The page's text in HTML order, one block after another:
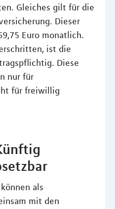
Gleiches gilt für die
Dieser
Euro monatlich.
ist die
Diese
nur für
für freiwillig
als
mit den